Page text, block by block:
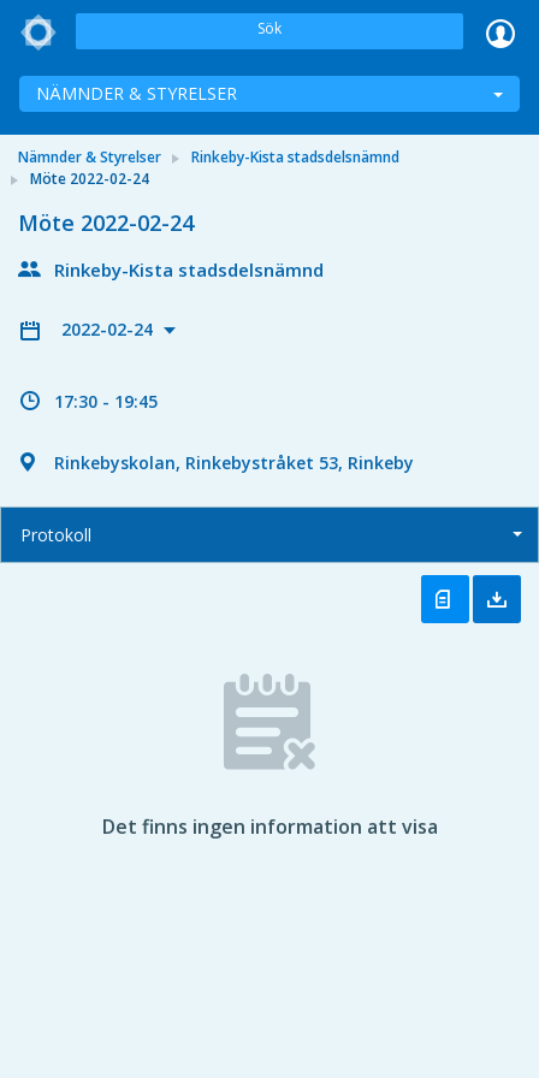
Sök
NÄMNDER & STYRELSER
Nämnder & Styrelser
Rinkeby-Kista stadsdelsnämnd
Möte 2022-02-24
Möte 2022-02-24
Rinkeby-Kista stadsdelsnämnd
2022-02-24
17:30 - 19:45
Rinkebyskolan, Rinkebystråket 53, Rinkeby
Protokoll
Det finns ingen information att visa